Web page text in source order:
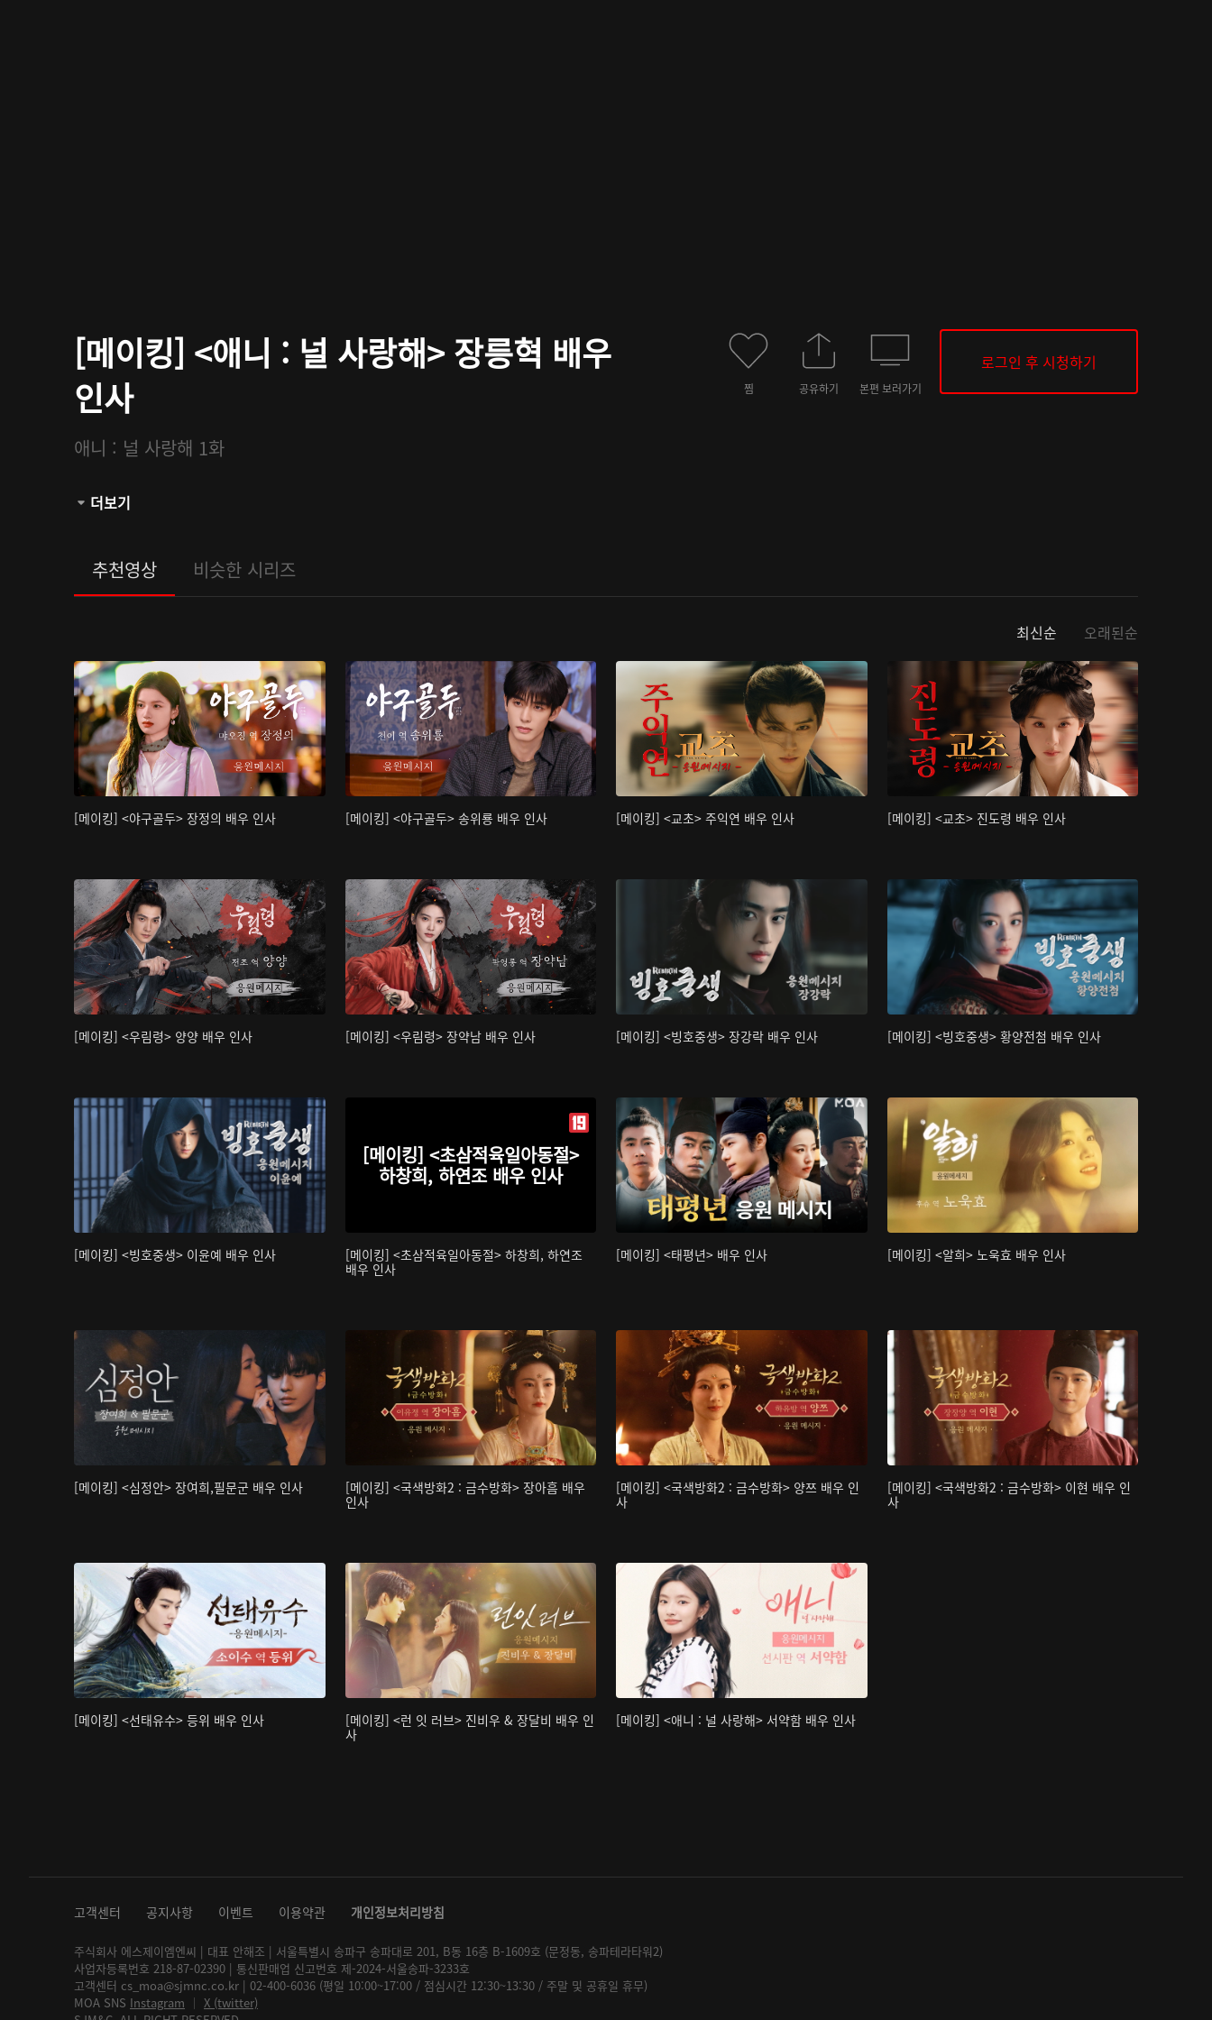
[메이킹] <애니 : 널 사랑해> 장릉혁 배우
인사
애니 : 널 사랑해 1화
관람등급:
더보기
찜 공유하기 본편 보러가기
로그인 후 시청하기
추천영상 비슷한 시리즈
최신순 오래된순
[메이킹] <야구골두> 장정의 배우 인사 [메이킹] <야구골두> 송위룡 배우 인사 [메이킹] <교초> 주익연 배우 인사 [메이킹] <교초> 진도령 배우 인사
[메이킹] <우림령> 양양 배우 인사 [메이킹] <우림령> 장약남 배우 인사 [메이킹] <빙호중생> 장강락 배우 인사 [메이킹] <빙호중생> 황양전첨 배우 인사
[메이킹] <빙호중생> 이윤예 배우 인사
[메이킹] <초삼적육일아동절>
하창희, 하연조 배우 인사
[메이킹] <초삼적육일아동절> 하창희, 하연조
배우 인사
[메이킹] <태평년> 배우 인사 [메이킹] <알희> 노욱효 배우 인사
[메이킹] <심정안> 장여희,필문군 배우 인사
[메이킹] <국색방화2 : 금수방화> 장아흠 배우
인사
[메이킹] <국색방화2 : 금수방화> 양쯔 배우 인
사
[메이킹] <국색방화2 : 금수방화> 이현 배우 인
사
[메이킹] <선태유수> 등위 배우 인사
[메이킹] <런 잇 러브> 진비우 & 장달비 배우 인
사
[메이킹] <애니 : 널 사랑해> 서약함 배우 인사
고객센터 공지사항 이벤트 이용약관 개인정보처리방침
주식회사 에스제이엠엔씨 | 대표 안해조 | 서울특별시 송파구 송파대로 201, B동 16층 B-1609호 (문정동, 송파테라타워2)
사업자등록번호 218-87-02390 | 통신판매업 신고번호 제-2024-서울송파-3233호
고객센터 cs_moa@sjmnc.co.kr | 02-400-6036 (평일 10:00~17:00 / 점심시간 12:30~13:30 / 주말 및 공휴일 휴무)
MOA SNS Instagram │ X (twitter)